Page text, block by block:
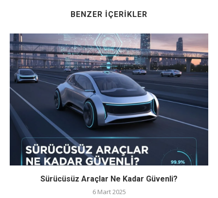
BENZER İÇERIKLER
Sürücüsüz Araçlar Ne Kadar Güvenli?
6 Mart 2025